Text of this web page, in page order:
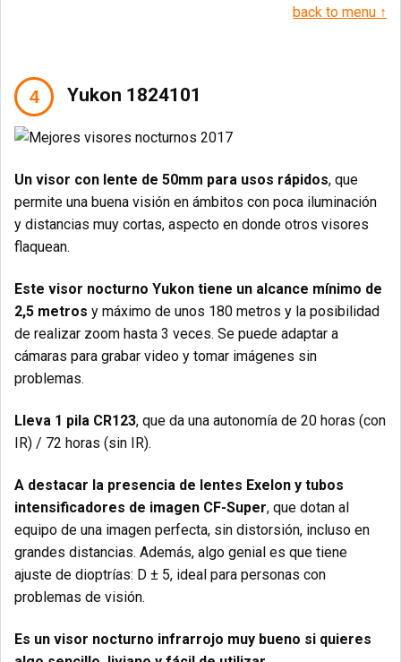
back to menu ↑
Yukon 1824101
Un visor con lente de 50mm para usos rápidos, que
permite una buena visión en ámbitos con poca iluminación
y distancias muy cortas, aspecto en donde otros visores
flaquean.
Este visor nocturno Yukon tiene un alcance mínimo de
2,5 metros y máximo de unos 180 metros y la posibilidad
de realizar zoom hasta 3 veces. Se puede adaptar a
cámaras para grabar video y tomar imágenes sin
problemas.
Lleva 1 pila CR123, que da una autonomía de 20 horas (con
IR) / 72 horas (sin IR).
A destacar la presencia de lentes Exelon y tubos
intensificadores de imagen CF-Super, que dotan al
equipo de una imagen perfecta, sin distorsión, incluso en
grandes distancias. Además, algo genial es que tiene
ajuste de dioptrías: D ± 5, ideal para personas con
problemas de visión.
Es un visor nocturno infrarrojo muy bueno si quieres